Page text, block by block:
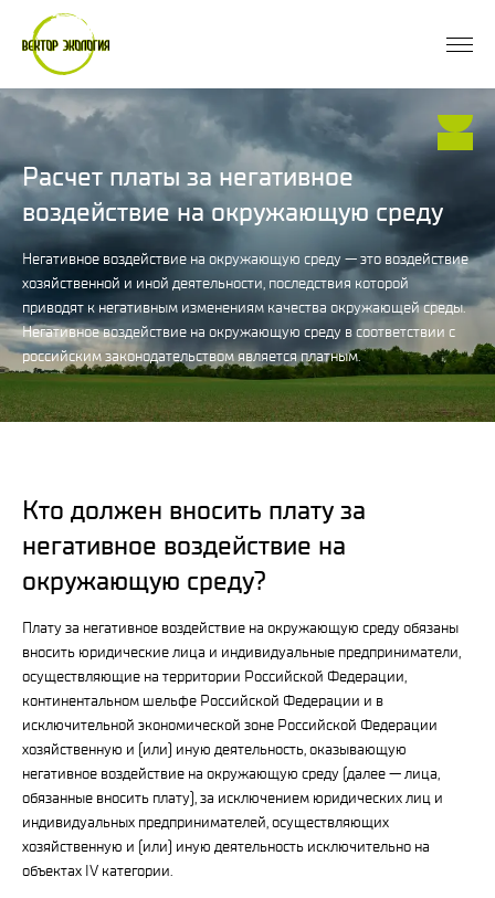
Расчет платы за негативное
воздействие на окружающую среду
Негативное воздействие на окружающую среду — это воздействие
хозяйственной и иной деятельности, последствия которой
приводят к негативным изменениям качества окружающей среды.
Негативное воздействие на окружающую среду в соответствии с
российским законодательством является платным.
Кто должен вносить плату за
негативное воздействие на
окружающую среду?
Плату за негативное воздействие на окружающую среду обязаны
вносить юридические лица и индивидуальные предприниматели,
осуществляющие на территории Российской Федерации,
континентальном шельфе Российской Федерации и в
исключительной экономической зоне Российской Федерации
хозяйственную и (или) иную деятельность, оказывающую
негативное воздействие на окружающую среду (далее — лица,
обязанные вносить плату), за исключением юридических лиц и
индивидуальных предпринимателей, осуществляющих
хозяйственную и (или) иную деятельность исключительно на
объектах IV категории.